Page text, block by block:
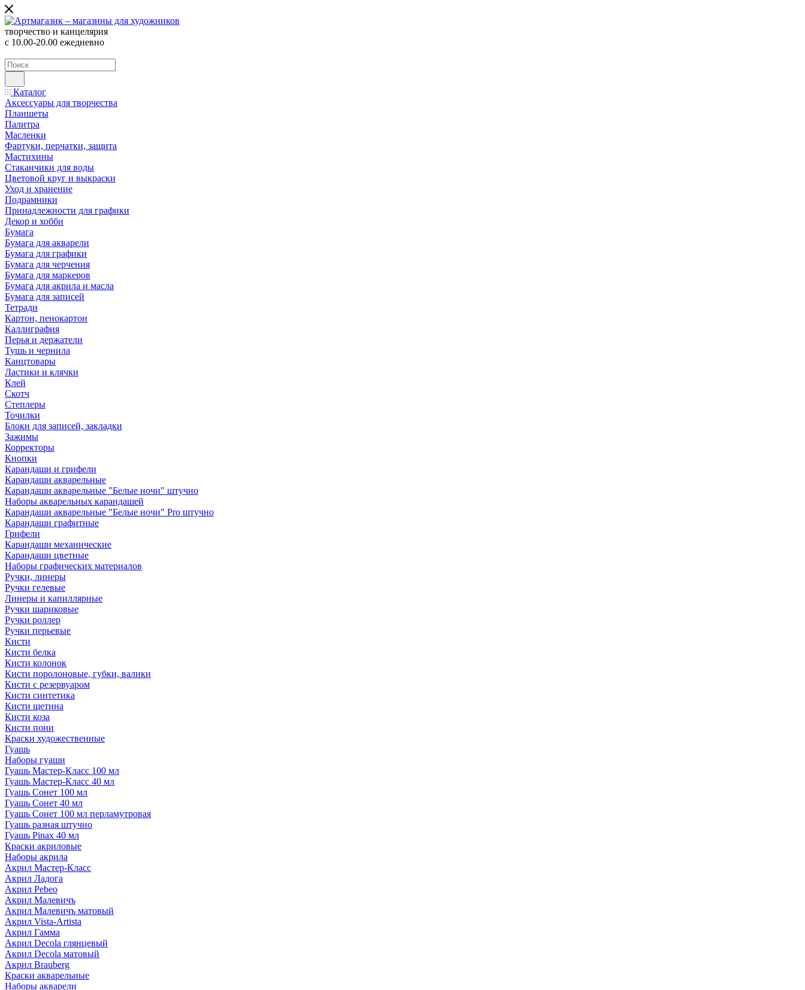
творчество и канцелярия
с 10.00-20.00 ежедневно
Каталог
Аксессуары для творчества
Планшеты
Палитра
Масленки
Фартуки, перчатки, защита
Мастихины
Стаканчики для воды
Цветовой круг и выкраски
Уход и хранение
Подрамники
Принадлежности для графики
Декор и хобби
Бумага
Бумага для акварели
Бумага для графики
Бумага для черчения
Бумага для маркеров
Бумага для акрила и масла
Бумага для записей
Тетради
Картон, пенокартон
Каллиграфия
Перья и держатели
Тушь и чернила
Канцтовары
Ластики и клячки
Клей
Скотч
Степлеры
Точилки
Блоки для записей, закладки
Зажимы
Корректоры
Кнопки
Карандаши и грифели
Карандаши акварельные
Карандаши акварельные "Белые ночи" штучно
Наборы акварельных карандашей
Карандаши акварельные "Белые ночи" Pro штучно
Карандаши графитные
Грифели
Карандаши механические
Карандаши цветные
Наборы графических материалов
Ручки, линеры
Ручки гелевые
Линеры и капиллярные
Ручки шариковые
Ручки роллер
Ручки перьевые
Кисти
Кисти белка
Кисти колонок
Кисти поролоновые, губки, валики
Кисти с резервуаром
Кисти синтетика
Кисти щетина
Кисти коза
Кисти пони
Краски художественные
Гуашь
Наборы гуаши
Гуашь Мастер-Класс 100 мл
Гуашь Мастер-Класс 40 мл
Гуашь Сонет 100 мл
Гуашь Сонет 40 мл
Гуашь Сонет 100 мл перламутровая
Гуашь разная штучно
Гуашь Pinax 40 мл
Краски акриловые
Наборы акрила
Акрил Мастер-Класс
Акрил Ладога
Акрил Pebeo
Акрил Малевичъ
Акрил Малевичъ матовый
Акрил Vista-Artista
Акрил Гамма
Акрил Decola глянцевый
Акрил Decola матовый
Акрил Brauberg
Краски акварельные
Наборы акварели